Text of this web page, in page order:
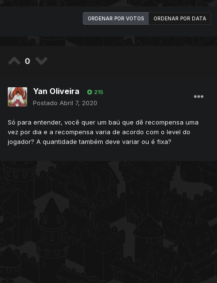
ORDENAR POR VOTOS ORDENAR POR DATA
0
Yan Oliveira 215
Postado Abril 7, 2020
Só para entender, você quer um baú que dê recompensa uma
vez por dia e a recompensa varia de acordo com o level do
jogador? A quantidade também deve variar ou é fixa?